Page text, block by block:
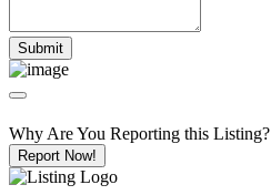
Why Are You Reporting this Listing?
Report Now!